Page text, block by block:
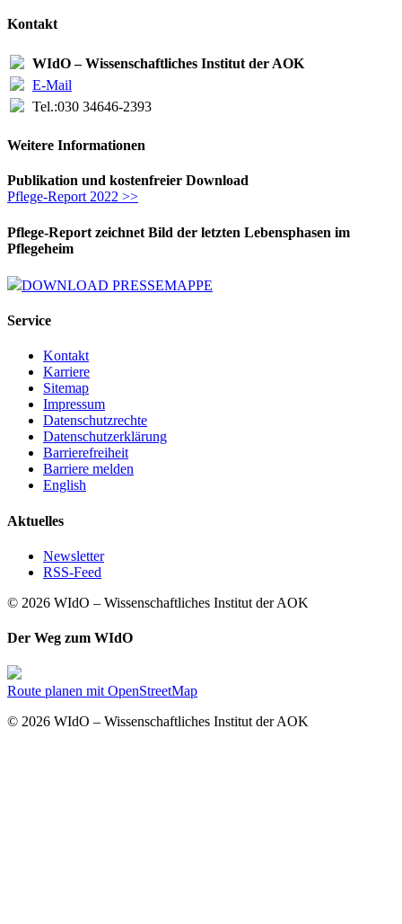
Kontakt
WIdO – Wissenschaftliches Institut der AOK
E-Mail
Tel.:030 34646-2393
Weitere Informationen
Publikation und kostenfreier Download
Pflege-Report 2022 >>
Pflege-Report zeichnet Bild der letzten Lebensphasen im
Pflegeheim
DOWNLOAD PRESSEMAPPE
Service
Kontakt
Karriere
Sitemap
Impressum
Datenschutzrechte
Datenschutzerklärung
Barrierefreiheit
Barriere melden
English
Aktuelles
Newsletter
RSS-Feed
© 2026 WIdO – Wissenschaftliches Institut der AOK
Der Weg zum WIdO
Route planen mit OpenStreetMap
© 2026 WIdO – Wissenschaftliches Institut der AOK